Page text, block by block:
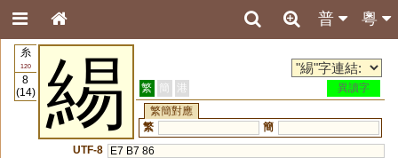
粵
普
糸
120
8
(14)
緆 繁 簡 港
異讀字
繁簡對應
繁
簡
UTF-8
E7 B7 86